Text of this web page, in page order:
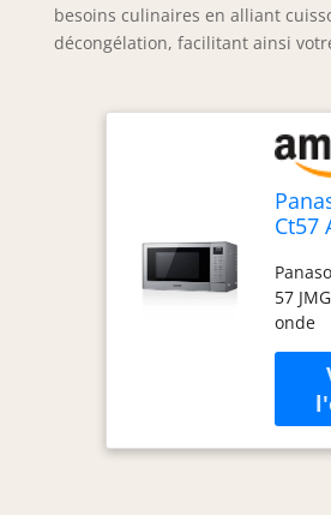
besoins culinaires en alliant
décongélation, facilitant ainsi
Ct57
(nN-
57
onde